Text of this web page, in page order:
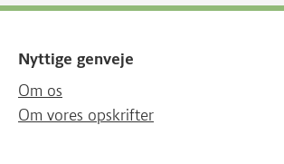
Nyttige genveje
Om os
Om vores opskrifter